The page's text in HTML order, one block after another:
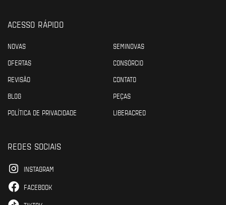
ACESSO RÁPIDO
NOVAS
SEMINOVAS
OFERTAS
CONSÓRCIO
REVISÃO
CONTATO
BLOG
PEÇAS
POLÍTICA DE PRIVACIDADE
LIBERACRED
REDES SOCIAIS
INSTAGRAM
FACEBOOK